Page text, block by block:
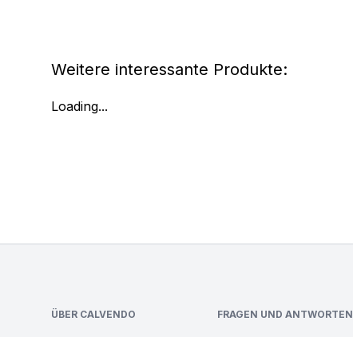
Weitere interessante Produkte:
Loading...
ÜBER CALVENDO FRAGEN UND ANTWORTEN